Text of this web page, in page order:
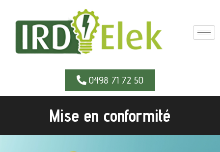
0498 71 72 50
Mise en conformité